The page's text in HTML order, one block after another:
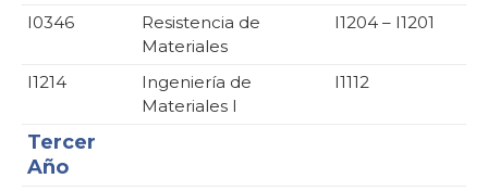
I0346
Resistencia de
Materiales
I1204 – I1201
I1214
Ingeniería de
Materiales I
I1112
Tercer
Año